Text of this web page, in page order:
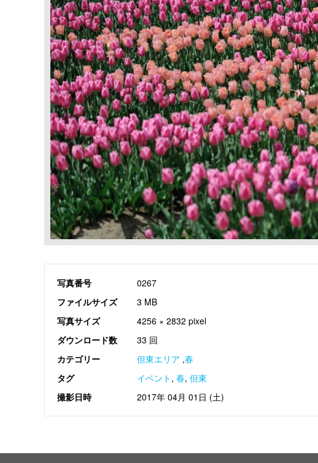
写真番号
0267
ファイルサイズ
3 MB
写真サイズ
4256 × 2832 pixel
ダウンロード数
33 回
カテゴリー
但東エリア ,春
タグ
イベント , 春, 但東
撮影日時
2017年 04月 01日 (土)